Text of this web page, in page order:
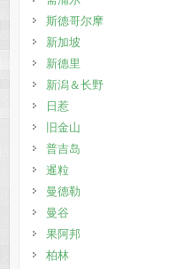
斯德哥尔摩
新加坡
新德里
新潟＆长野
日惹
旧金山
普吉岛
暹粒
曼德勒
曼谷
果阿邦
柏林